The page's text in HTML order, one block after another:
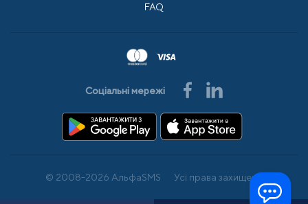
FAQ
Соціальні мережі
© 2008-2026 АльфаSMS Усі права захищено